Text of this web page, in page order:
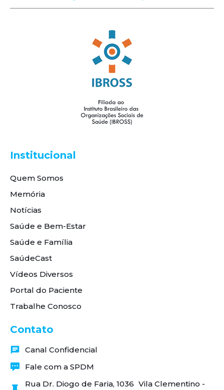
Institucional
Quem Somos
Memória
Notícias
Saúde e Bem-Estar
Saúde e Família
SaúdeCast
Vídeos Diversos
Portal do Paciente
Trabalhe Conosco
Contato
Canal Confidencial
Fale com a SPDM
Rua Dr. Diogo de Faria, 1036 Vila Clementino -